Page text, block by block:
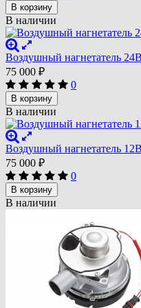
В корзину
В наличии
Воздушный нагнетатель
75 000 ₽
0
В корзину
В наличии
Воздушный нагнетатель
75 000 ₽
0
В корзину
В наличии